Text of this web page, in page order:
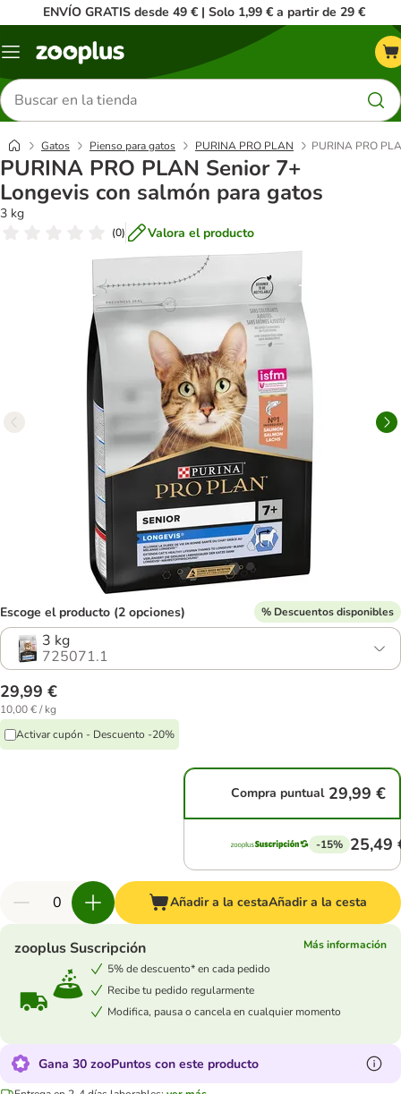
ENVÍO GRATIS desde 49 € | Solo 1,99 € a partir de 29 €
Menú
Buscar
productos
Gatos Pienso para gatos PURINA PRO PLAN PURINA PRO
PURINA PRO PLAN Senior 7+
Longevis con salmón para gatos
3 kg
(0) Valora el producto
Escoge el producto (2 opciones) % Descuentos disponibles
3 kg
725071.1
29,99 €
10,00 € / kg
Activar cupón - Descuento -20%
Compra puntual 29,99 €
-15% 25,49
Añadir a la cestaAñadir a la cesta
zooplus Suscripción
Más información
5% de descuento* en cada pedido
Recibe tu pedido regularmente
Modifica, pausa o cancela en cualquier momento
Gana 30 zooPuntos con este producto